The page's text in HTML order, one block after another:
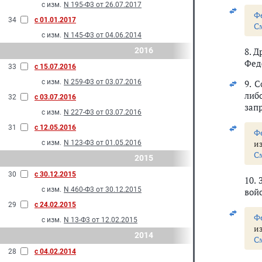
с изм. N 195-Ф3 от 26.07.2017
34
с 01.01.2017
с изм. N 145-Ф3 от 04.06.2014
2016
33
с 15.07.2016
с изм. N 259-Ф3 от 03.07.2016
32
с 03.07.2016
с изм. N 227-Ф3 от 03.07.2016
31
с 12.05.2016
с изм. N 123-Ф3 от 01.05.2016
2015
30
с 30.12.2015
с изм. N 460-Ф3 от 30.12.2015
29
с 24.02.2015
с изм. N 13-Ф3 от 12.02.2015
2014
28 с 04.02.2014
8.
9.
10.